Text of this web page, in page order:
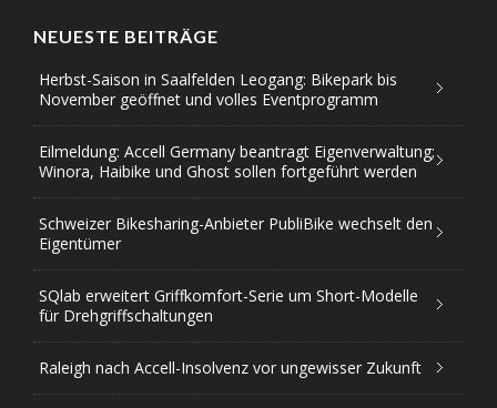
NEUESTE BEITRÄGE
Herbst-Saison in Saalfelden Leogang: Bikepark bis
November geöffnet und volles Eventprogramm
Eilmeldung: Accell Germany beantragt Eigenverwaltung;
Winora, Haibike und Ghost sollen fortgeführt werden
Schweizer Bikesharing-Anbieter PubliBike wechselt den
Eigentümer
SQlab erweitert Griffkomfort-Serie um Short-Modelle
für Drehgriffschaltungen
Raleigh nach Accell-Insolvenz vor ungewisser Zukunft